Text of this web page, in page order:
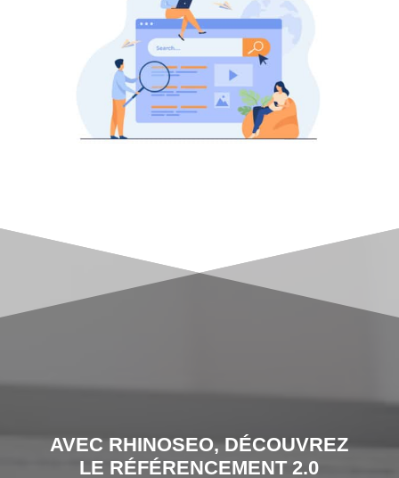
AVEC RHINOSEO, DÉCOUVREZ
LE RÉFÉRENCEMENT 2.0